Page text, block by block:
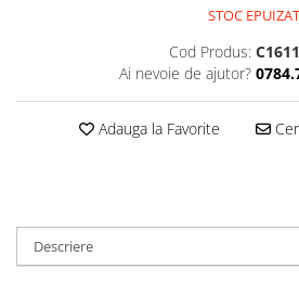
Pompe de stropit si atomizatoare
Pompe si hidrofoare
Articole bucatarie
STOC EPUIZAT
Cod Produs: C1611
Ai nevoie de ajutor?
Adauga la Favorite
Descriere